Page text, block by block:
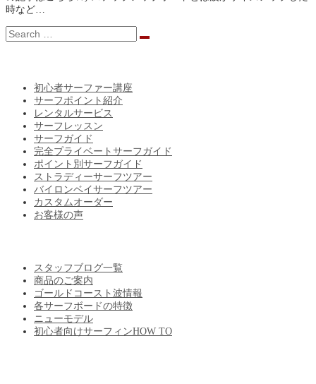
時など…
初心者サーファー講座
サーフポイント紹介
レンタルサービス
サーフレッスン
サーフガイド
完全プライベートサーフガイド
ポイント別サーフガイド
ストラディーサーフツアー
バイロンベイサーフツアー
カスタムオーダー
お客様の声
スタッフブログ一覧
商品のご案内
ゴールドコースト波情報
各サーフボードの特徴
ニューモデル
初心者向けサーフィンHOW TO